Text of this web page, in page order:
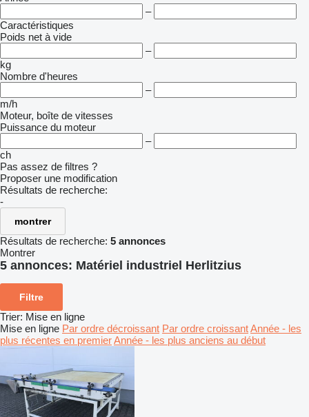
–
Caractéristiques
Poids net à vide
–
kg
Nombre d'heures
–
m/h
Moteur, boîte de vitesses
Puissance du moteur
–
ch
Pas assez de filtres ?
Proposer une modification
Résultats de recherche:
-
montrer
Résultats de recherche: 5 annonces
Montrer
5 annonces: Matériel industriel Herlitzius
Filtre
Trier: Mise en ligne
Mise en ligne Par ordre décroissant Par ordre croissantAnnée - les
plus récentes en premierAnnée - les plus anciens au début